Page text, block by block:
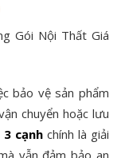
Gói Nội Thất Giá
bảo vệ sản phẩm
chuyển hoặc lưu
cạnh chính là giải
vẫn đảm bảo an